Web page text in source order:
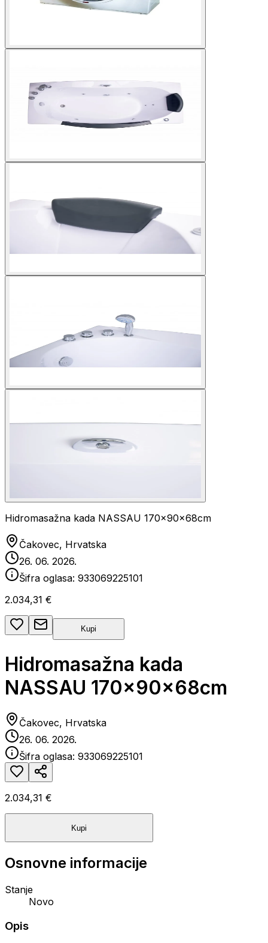
Hidromasažna kada NASSAU 170x90x68cm
Čakovec, Hrvatska
26. 06. 2026.
Šifra oglasa: 933069225101
2.034,31 €
Kupi
Hidromasažna kada
NASSAU 170x90x68cm
Čakovec, Hrvatska
26. 06. 2026.
Šifra oglasa: 933069225101
2.034,31 €
Kupi
Osnovne informacije
Stanje
Novo
Opis